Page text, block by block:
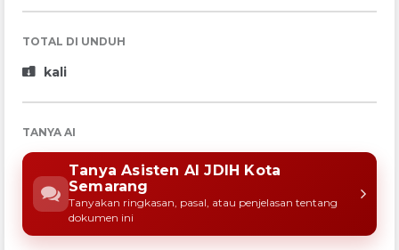
TOTAL DI UNDUH
kali
TANYA AI
Tanya Asisten AI JDIH Kota
Semarang
Tanyakan ringkasan, pasal, atau penjelasan tentang
dokumen ini